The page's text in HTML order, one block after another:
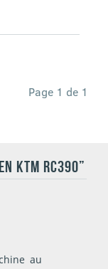
Page 1 de 1
KTM RC390”
au